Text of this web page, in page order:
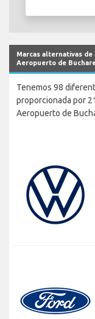
Marcas alternativas
Aeropuerto de
Tenemos 98
proporcionada por
Aeropuerto de